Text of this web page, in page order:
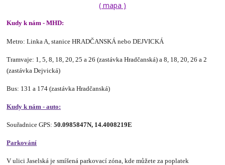
( mapa )
Kudy k nám - MHD:
Metro: Linka A, stanice HRADČANSKÁ nebo DEJVICKÁ
Tramvaje: 1, 5, 8, 18, 20, 25 a 26 (zastávka Hradčanská) a 8, 18, 20, 26 a 2
(zastávka Dejvická)
Bus: 131 a 174 (zastávka Hradčanská)
Kudy k nám - auto:
Souřadnice GPS: 50.0985847N, 14.4008219E
Parkování
V ulici Jaselská je smíšená parkovací zóna, kde můžete za poplatek